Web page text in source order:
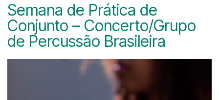
Semana de Prática de
Conjunto – Concerto/Grupo
de Percussão Brasileira